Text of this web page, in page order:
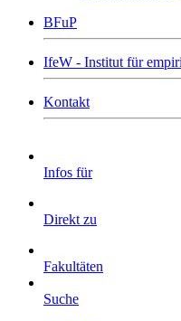
BFuP
IfeW - Institut für
Kontakt
Infos für
Direkt zu
Fakultäten
Suche